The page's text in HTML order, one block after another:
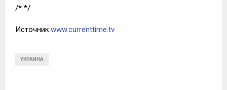
/* */
Источник:www.currenttime.tv
УКРАИНА